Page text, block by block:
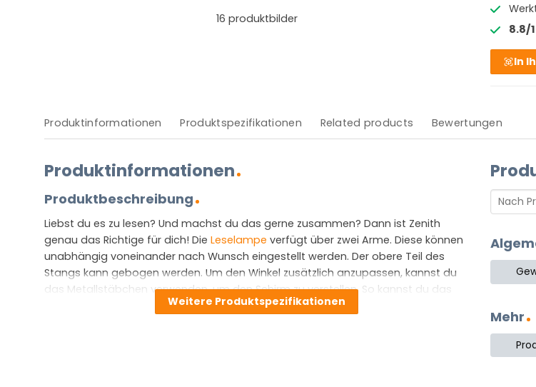
16 produktbilder
8.8/
In
Produktinformationen Produktspezifikationen Related products Bewertungen
Produktinformationen
Produktbeschreibung
Liebst du es zu lesen? Und machst du das gerne zusammen? Dann ist Zenith
genau das Richtige für dich! Die Leselampe verfügt über zwei Arme. Diese können
unabhängig voneinander nach Wunsch eingestellt werden. Der obere Teil des
Stangs kann gebogen werden. Um den Winkel zusätzlich anzupassen, kannst du
das Metallstäbchen verwenden, um den Schirm zu verstellen. So kannst du das
Licht genau auf dein Lieblingsbuch scheinen lassen! Darüber hinaus können beide
Weitere Produktspezifikationen
Mehr